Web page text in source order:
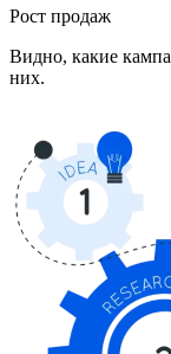
Рост продаж
Видно, какие
них.